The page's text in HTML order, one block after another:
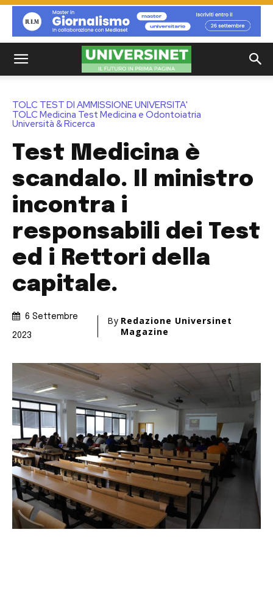
TOLC TEST DI AMMISSIONE UNIVERSITA'
TOLC Medicina Test Medicina e Odontoiatria
Università & Ricerca
Test Medicina è
scandalo. Il ministro
incontra i
responsabili dei Test
ed i Rettori della
capitale.
6 Settembre
2023
By Redazione Universinet
Magazine